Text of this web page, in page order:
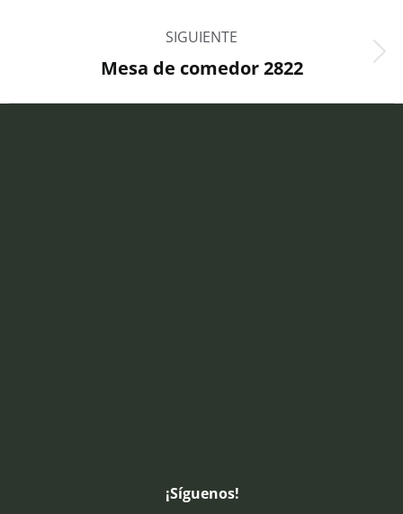
SIGUIENTE
Álbum
Mesa de comedor 2822